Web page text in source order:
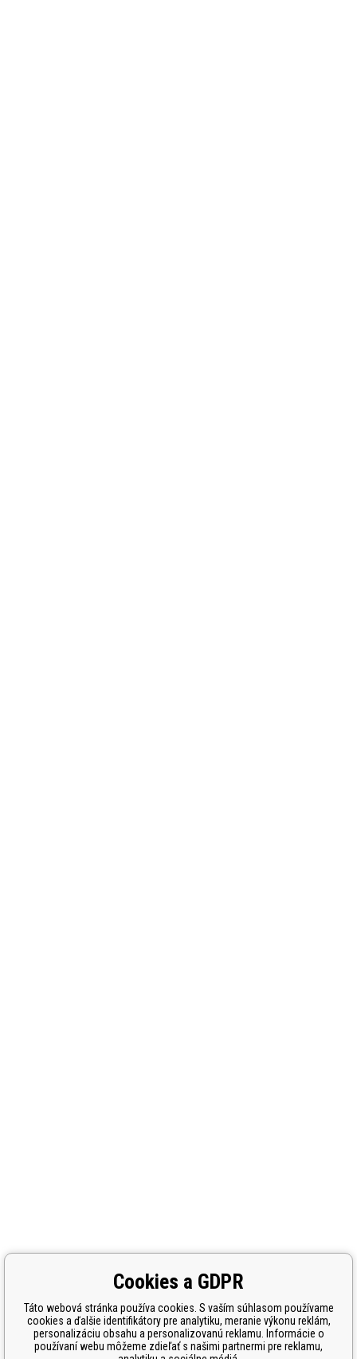
Cookies a GDPR
Táto webová stránka používa cookies. S vaším súhlasom používame
cookies a ďalšie identifikátory pre analytiku, meranie výkonu reklám,
personalizáciu obsahu a personalizovanú reklamu. Informácie o
používaní webu môžeme zdieľať s našimi partnermi pre reklamu,